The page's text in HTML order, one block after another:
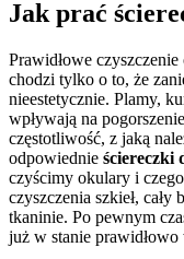
Jak prać
Prawidłowe
chodzi tylko o to, że
nieestetycznie. Plamy,
wpływają na
częstotliwość, z jaką
odpowiednie ściereczki
czyścimy okulary i
czyszczenia szkieł, cały
tkaninie. Po pewnym
już w stanie